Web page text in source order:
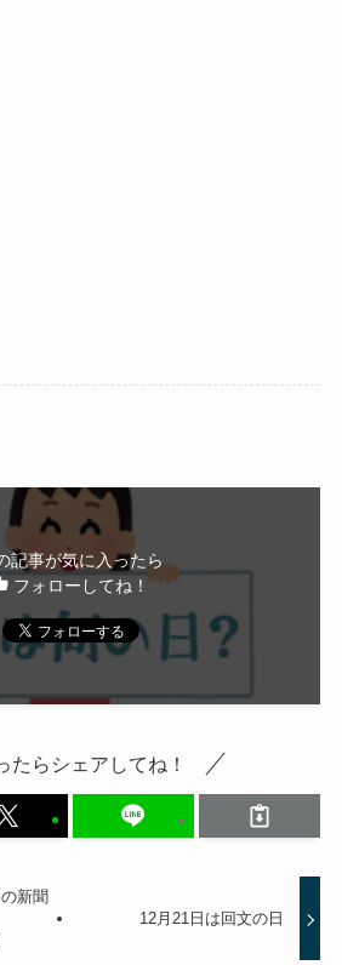
記事が気に入ったら
フォローしてね！
たらシェアしてね！
新聞
12月21日は回文の日